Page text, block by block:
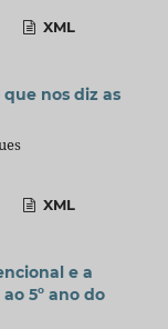
XML
nos diz as
XML
e a
5º ano do